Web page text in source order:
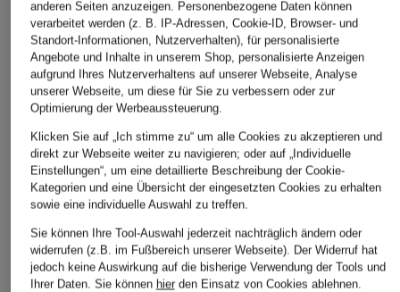
Ursprünglich:110 € 8,49 €
Bestpreis:7,22 €
Ursprünglich:10,90 €
Ursprünglich:
ÄHNLICHE ARTIKEL ENTDECKEN
anderen Seiten anzuzeigen. Personenbezogene Daten können
verarbeitet werden (z. B. IP-Adressen, Cookie-ID, Browser- und
Standort-Informationen, Nutzerverhalten), für personalisierte
Angebote und Inhalte in unserem Shop, personalisierte Anzeigen
aufgrund Ihres Nutzerverhaltens auf unserer Webseite, Analyse
unserer Webseite, um diese für Sie zu verbessern oder zur
Optimierung der Werbeaussteuerung.
Klicken Sie auf „Ich stimme zu“ um alle Cookies zu akzeptieren und
direkt zur Webseite weiter zu navigieren; oder auf „Individuelle
Einstellungen“, um eine detaillierte Beschreibung der Cookie-
Kategorien und eine Übersicht der eingesetzten Cookies zu erhalten
sowie eine individuelle Auswahl zu treffen.
Sie können Ihre Tool-Auswahl jederzeit nachträglich ändern oder
widerrufen (z.B. im Fußbereich unserer Webseite). Der Widerruf hat
jedoch keine Auswirkung auf die bisherige Verwendung der Tools und
Ihrer Daten. Sie können hierden Einsatz von Cookies ablehnen.